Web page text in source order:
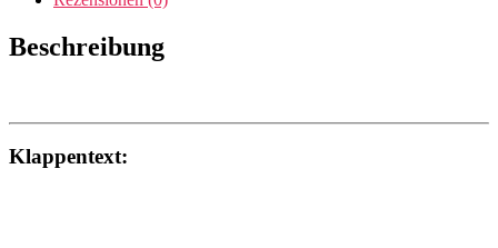
Beschreibung
Klappentext: